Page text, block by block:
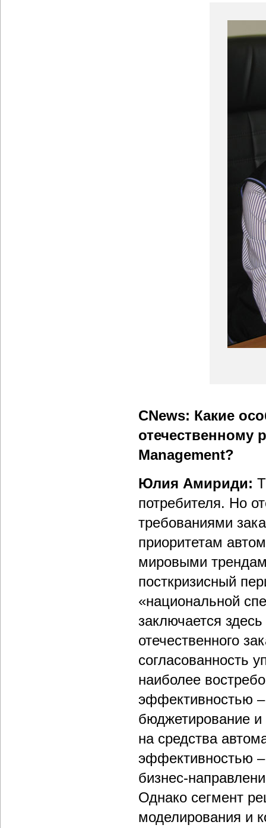
CNews: Какие
отечественному
Management?
Юлия Амириди:
потребителя. Но
требованиями
приоритетам
мировыми
посткризисный
«национальной
заключается
отечественного
согласованность
наиболее
эффективностью –
бюджетирование и
на средства
эффективностью –
бизнес-
Однако сегмент
моделирования и